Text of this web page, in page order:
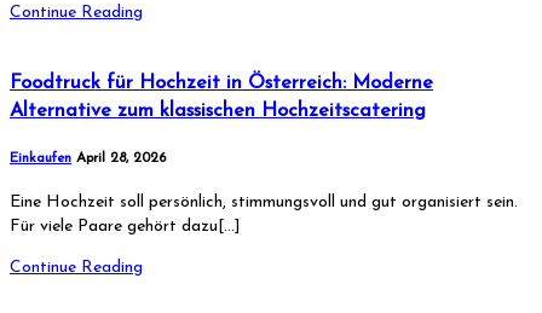
Continue Reading
Foodtruck für Hochzeit in Österreich: Moderne
Alternative zum klassischen Hochzeitscatering
Einkaufen April 28, 2026
Eine Hochzeit soll persönlich, stimmungsvoll und gut organisiert sein.
Für viele Paare gehört dazu[…]
Continue Reading